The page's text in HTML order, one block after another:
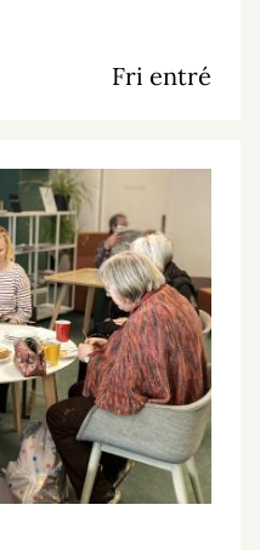
Fri entré